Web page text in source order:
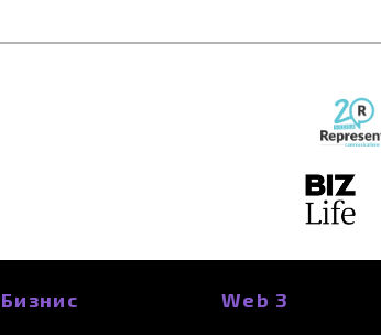
Бизнис
Web 3